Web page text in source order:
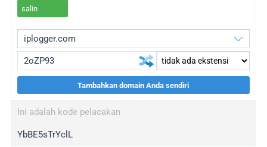
salin
wl.gl
ed.tc
Tambahkan domain Anda sendiri
Ini adalah kode pelacakan
YbBE5sTrYclL